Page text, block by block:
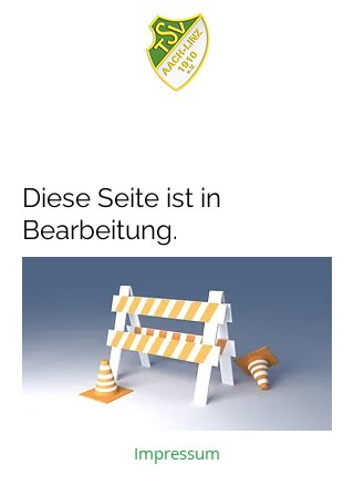
Diese Seite ist in
Bearbeitung.
Impressum